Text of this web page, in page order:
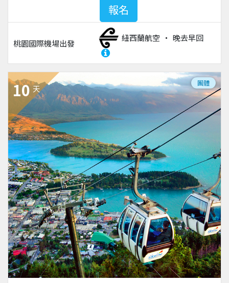
桃園國際機場出發
紐西蘭航空 晚去早回
報名
10 天
團體